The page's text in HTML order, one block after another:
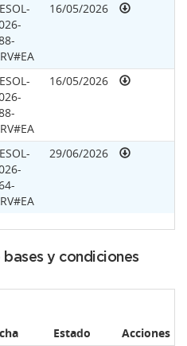
16/05/2026
16/05/2026
29/06/2026
y condiciones
Estado
Acciones